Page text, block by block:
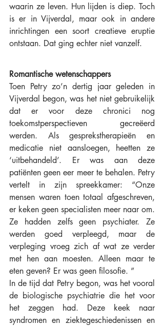
waarin ze leven. Hun lijden is diep. Toch
is er in Vijverdal, maar ook in andere
inrichtingen een soort creatieve eruptie
ontstaan. Dat ging echter niet vanzelf.
Romantische wetenschappers
Toen Petry zo’n dertig jaar geleden in
Vijverdal begon, was het niet gebruikelijk
dat er voor deze chronici nog
toekomstperspectieven gecreëerd
werden. Als gesprekstherapieën en
medicatie niet aansloegen, heetten ze
‘uitbehandeld’. Er was aan deze
patiënten geen eer meer te behalen. Petry
vertelt in zijn spreekkamer: “Onze
mensen waren toen totaal afgeschreven,
er keken geen specialisten meer naar om.
Ze hadden zelfs geen psychiater. Ze
werden goed verpleegd, maar de
verpleging vroeg zich af wat ze verder
met hen aan moesten. Alleen maar te
eten geven? Er was geen filosofie. ”
In de tijd dat Petry begon, was het vooral
de biologische psychiatrie die het voor
het zeggen had. Deze keek naar
syndromen en ziektegeschiedenissen en